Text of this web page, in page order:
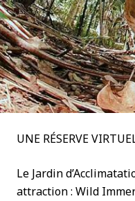
UNE RÉSERVE
Le Jardin
attraction : Wild